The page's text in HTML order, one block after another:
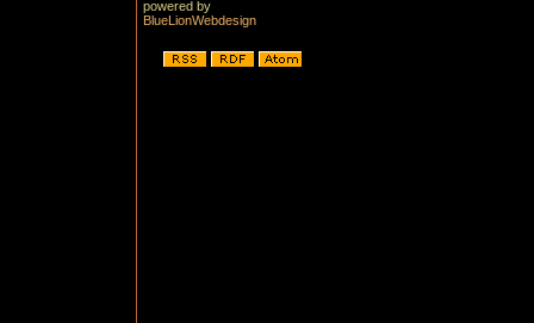
powered by
BlueLionWebdesign